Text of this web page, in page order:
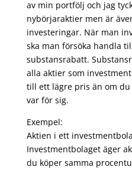
av min portfölj och jag
nybörjaraktier men är
investeringar. När man
ska man försöka handla
substansrabatt.
alla aktier som
till ett lägre pris än om
var för sig.
Exempel:
Aktien i ett
Investmentbolaget äger
du köper samma